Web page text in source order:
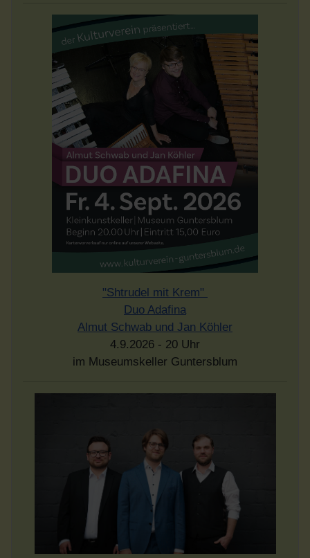
"Shtrudel mit Krem"
Duo Adafina
Almut Schwab und Jan Köhler
4.9.2026 - 20 Uhr
im Museumskeller Guntersblum